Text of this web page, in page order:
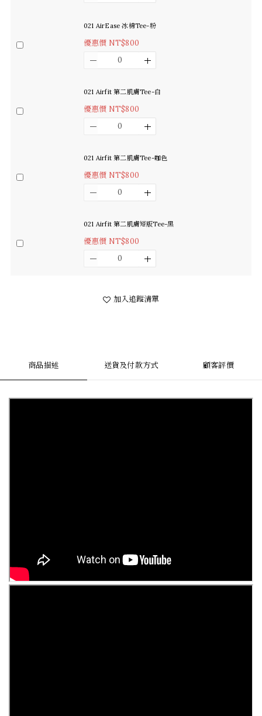
021 AirEase 冰棉Tee-粉
優惠價 NT$800
021 Airfit 第二肌膚Tee-白
優惠價 NT$800
021 Airfit 第二肌膚Tee-咖色
優惠價 NT$800
021 Airfit 第二肌膚短版Tee-黑
優惠價 NT$800
加入追蹤清單
商品描述 送貨及付款方式 顧客評價